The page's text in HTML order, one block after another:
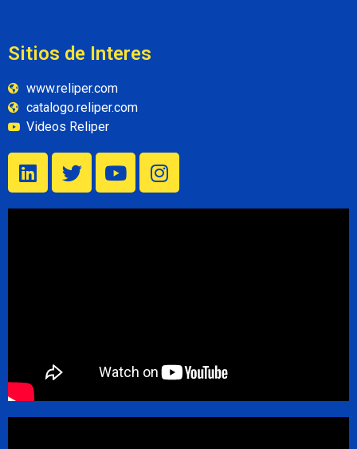
Sitios de Interes
www.reliper.com
catalogo.reliper.com
Videos Reliper